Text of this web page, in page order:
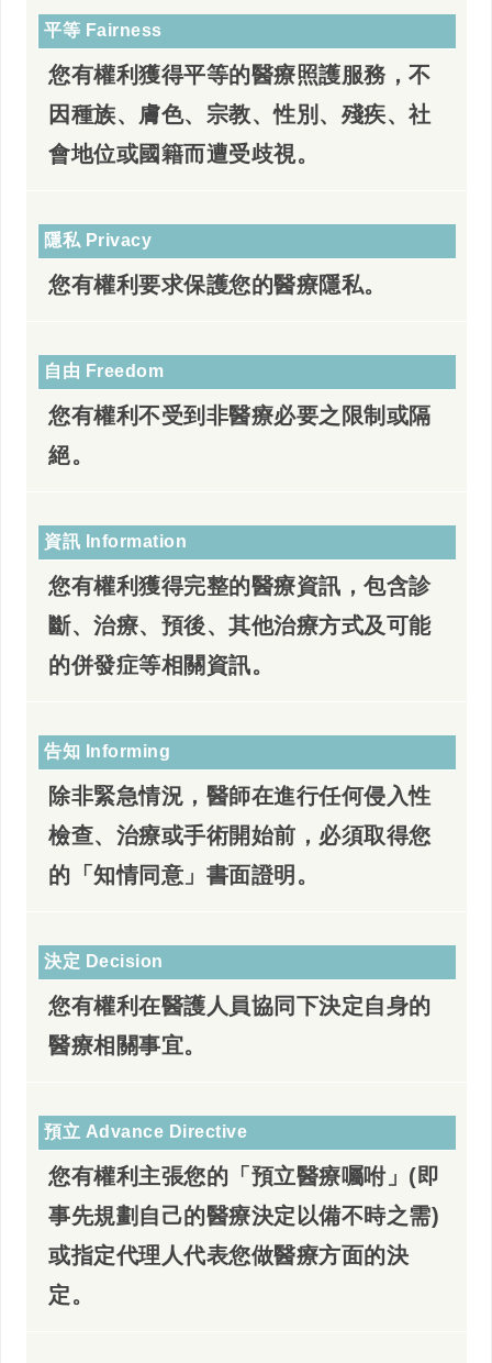
平等 Fairness
您有權利獲得平等的醫療照護服務，不
因種族、膚色、宗教、性別、殘疾、社
會地位或國籍而遭受歧視。
隱私 Privacy
您有權利要求保護您的醫療隱私。
自由 Freedom
您有權利不受到非醫療必要之限制或隔
絕。
資訊 Information
您有權利獲得完整的醫療資訊，包含診
斷、治療、預後、其他治療方式及可能
的併發症等相關資訊。
告知 Informing
除非緊急情況，醫師在進行任何侵入性
檢查、治療或手術開始前，必須取得您
的「知情同意」書面證明。
決定 Decision
您有權利在醫護人員協同下決定自身的
醫療相關事宜。
預立 Advance Directive
您有權利主張您的「預立醫療囑咐」(即
事先規劃自己的醫療決定以備不時之需)
或指定代理人代表您做醫療方面的決
定。